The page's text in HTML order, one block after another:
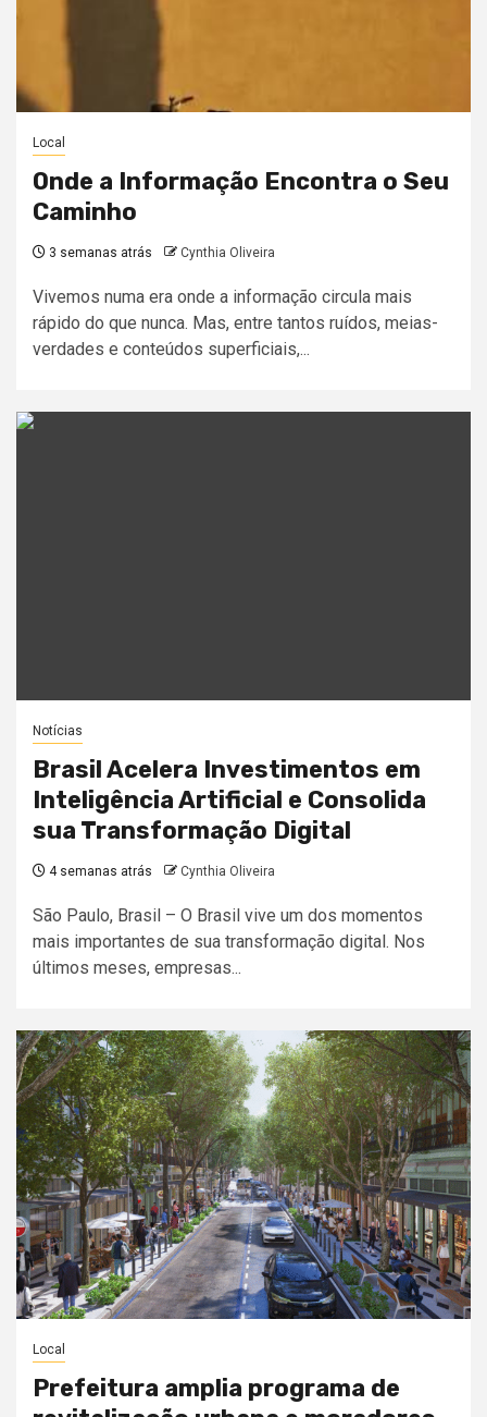
Local
Onde a Informação Encontra o Seu
Caminho
3 semanas atrás Cynthia Oliveira
Vivemos numa era onde a informação circula mais
rápido do que nunca. Mas, entre tantos ruídos, meias-
verdades e conteúdos superficiais,...
Notícias
Brasil Acelera Investimentos em
Inteligência Artificial e Consolida
sua Transformação Digital
4 semanas atrás Cynthia Oliveira
São Paulo, Brasil – O Brasil vive um dos momentos
mais importantes de sua transformação digital. Nos
últimos meses, empresas...
Local
Prefeitura amplia programa de